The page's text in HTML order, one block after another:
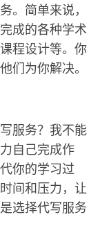
。简单来说，
成的各种学术
程设计等。你
们为你解决。
服务？我不能
自己完成作
你的学习过
间和压力，让
选择代写服务